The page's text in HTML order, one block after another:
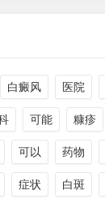
白癜风 医院
可能 糠疹
可以 药物
症状 白斑